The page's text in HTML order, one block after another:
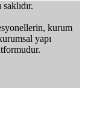
kurum
yapı